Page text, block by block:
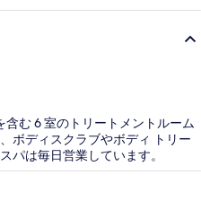
含む 6 室のトリートメントルーム
ボディスクラブやボディ トリー
パは毎日営業しています。